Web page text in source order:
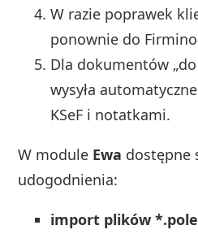
W razie poprawek
ponownie do
Dla dokumentów
wysyła
KSeF i notatkami.
W module Ewa dostępne
udogodnienia:
import plików